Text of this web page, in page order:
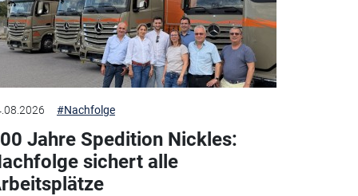
#Nachfolge
Jahre Spedition Nickles:
sichert alle